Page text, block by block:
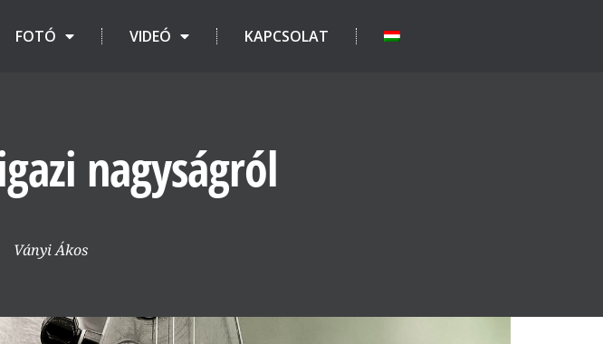
FOTÓ VIDEÓ KAPCSOLAT
nagyságról
Ványi Ákos